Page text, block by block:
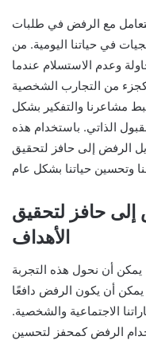
مع الرفض في طلبات
في حياتنا اليومية. من
وعدم الاستسلام عندما
من التجارب الشخصية
مشاعرنا والتفكير بشكل
الذاتي. باستخدام هذه
الرفض إلى حافز لتحقيق
إلى حافز لتحقيق
الأهداف
أن نحول هذه التجربة
يمكن أن يكون الرفض دافعًا
الاجتماعية والشخصية.
الرفض كمحفز لتحسين